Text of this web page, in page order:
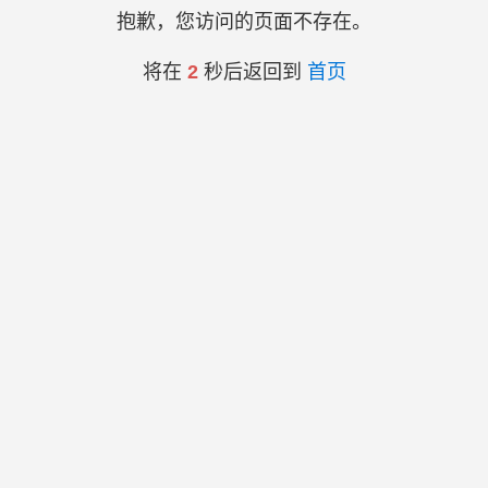
抱歉，您访问的页面不存在。
将在 2秒后返回到 首页